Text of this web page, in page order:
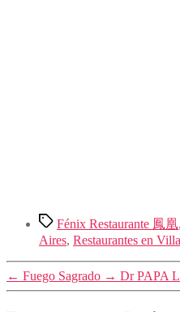
Etiquetas
Fénix Restaurante 鳳凰,
Aires, Restaurantes en
← Fuego Sagrado → Dr PAPA